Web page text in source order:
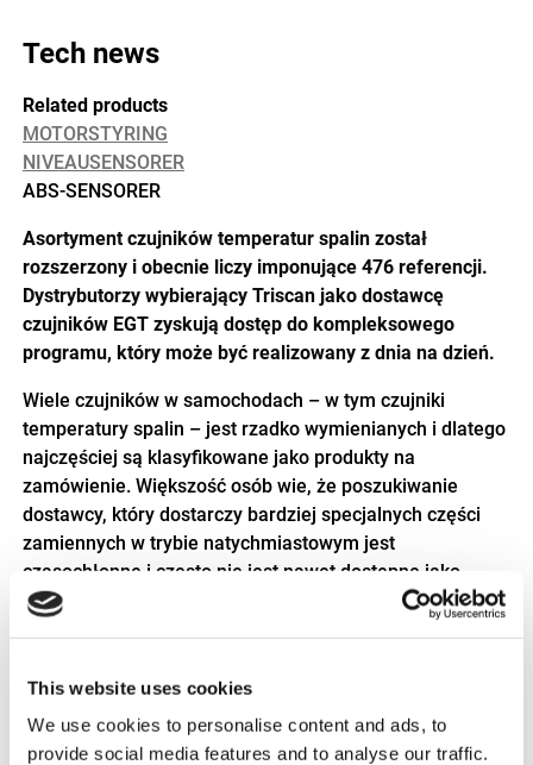
This website uses cookies
We use cookies to personalise content and ads, to
provide social media features and to analyse our traffic.
Tech news
Related products
MOTORSTYRING
NIVEAUSENSORER
ABS-SENSORER
Asortyment czujników temperatur spalin został
rozszerzony i obecnie liczy imponujące 476 referencji.
Dystrybutorzy wybierający Triscan jako dostawcę
czujników EGT zyskują dostęp do kompleksowego
programu, który może być realizowany z dnia na dzień.
Wiele czujników w samochodach – w tym czujniki
temperatury spalin – jest rzadko wymienianych i dlatego
najczęściej są klasyfikowane jako produkty na
zamówienie. Większość osób wie, że poszukiwanie
dostawcy, który dostarczy bardziej specjalnych części
zamiennych w trybie natychmiastowym jest
czasochłonne i często nie jest nawet dostępne jako
cześć oryginalna.